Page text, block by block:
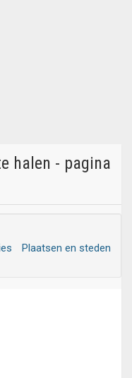
halen - pagina
Plaatsen en steden